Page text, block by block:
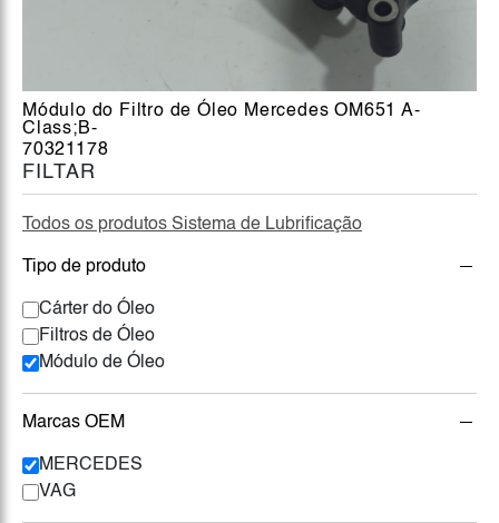
FILTAR
Todos os produtos Sistema de Lubrificação
Tipo de produto
Cárter do Óleo
Filtros de Óleo
Módulo de Óleo
Marcas OEM
MERCEDES
VAG
Módulo do Filtro de Óleo Mercedes OM651 A-
Class;B-
70321178